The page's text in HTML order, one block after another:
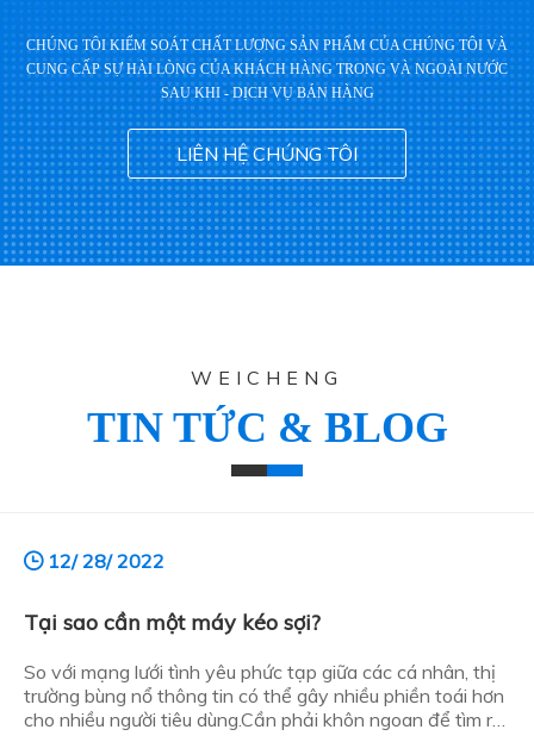
CHÚNG TÔI KIỂM SOÁT CHẤT LƯỢNG SẢN PHẨM CỦA CHÚNG TÔI VÀ
CUNG CẤP SỰ HÀI LÒNG CỦA KHÁCH HÀNG TRONG VÀ NGOÀI NƯỚC
SAU KHI - DỊCH VỤ BÁN HÀNG
LIÊN HỆ CHÚNG TÔI
WEICHENG
TIN TỨC & BLOG
12/ 28/ 2022
Tại sao cần một máy kéo sợi?
So với mạng lưới tình yêu phức tạp giữa các cá nhân, thị
trường bùng nổ thông tin có thể gây nhiều phiền toái hơn
cho nhiều người tiêu dùng.Cần phải khôn ngoan để tìm ra